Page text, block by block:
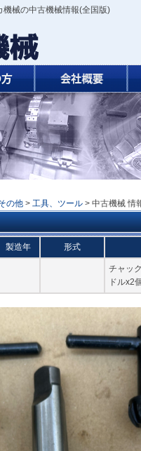
機械の中古機械情報(全国版)
の他 > 工具、ツール > 中古機械 情
製造年 形式
チャッ
ドルx2